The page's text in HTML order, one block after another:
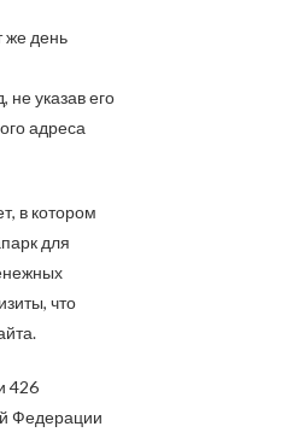
же день
указав его
адреса
в котором
для
что
426
Федерации